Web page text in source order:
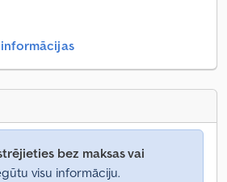
bez maksas vai
visu informāciju.